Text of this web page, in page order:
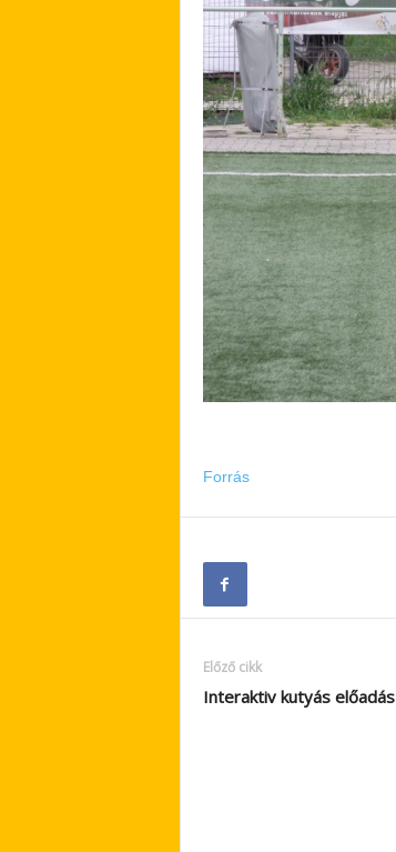
Forrás
Előző cikk
Interaktiv kutyás előadás